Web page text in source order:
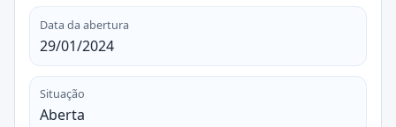
Data da abertura
29/01/2024
Situação
Aberta